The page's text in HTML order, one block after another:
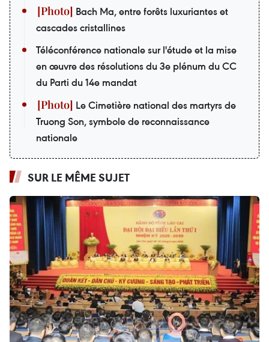
Bach Ma, entre forêts luxuriantes et
cascades cristallines
Téléconférence nationale sur l'étude et la mise
en œuvre des résolutions du 3e plénum du CC
du Parti du 14e mandat
Le Cimetière national des martyrs de
Truong Son, symbole de reconnaissance
nationale
SUR LE MÊME SUJET